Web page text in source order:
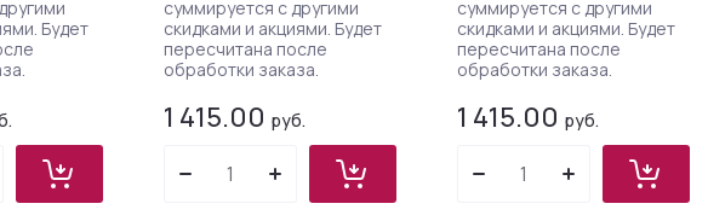
Будет
суммируется с другими
скидками и акциями. Будет
пересчитана после
обработки заказа.
1 415.00 руб.
суммируется с другими
скидками и акциями. Будет
пересчитана после
обработки заказа.
1 415.00 руб.